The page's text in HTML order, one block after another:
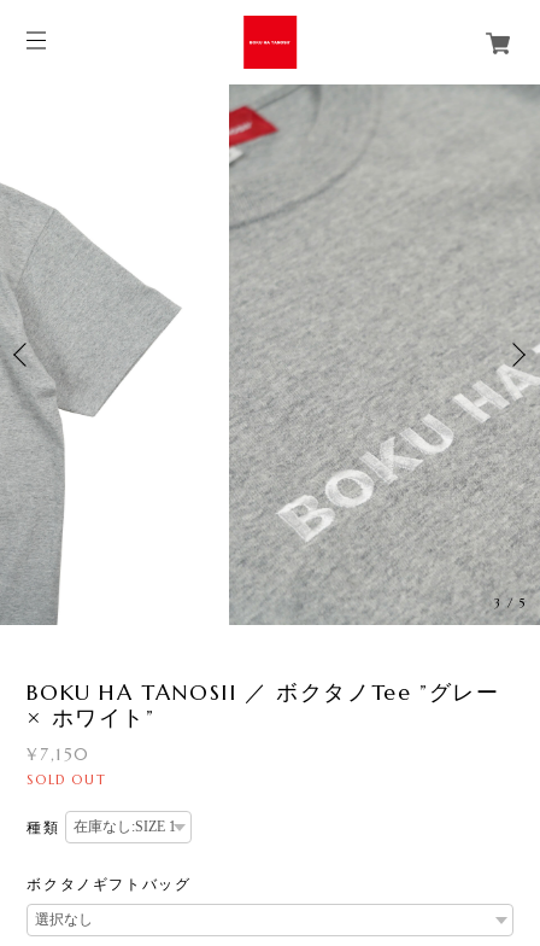
3 /5
BOKU HA TANOSII ／ ボクタノTee ”グレー
× ホワイト”
¥7,150
SOLD OUT
種類
ボクタノギフトバッグ